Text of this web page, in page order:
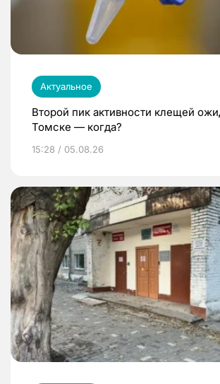
Актуальное
Второй пик активности клещей
Томске — когда?
15:28 / 05.08.26